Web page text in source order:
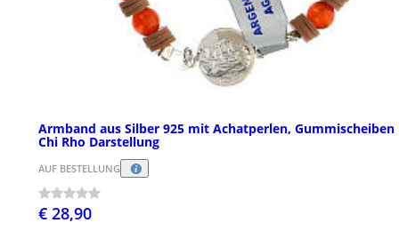
Armband aus Silber 925 mit Achatperlen, Gummischeiben
Chi Rho Darstellung
AUF BESTELLUNG
€ 28,90